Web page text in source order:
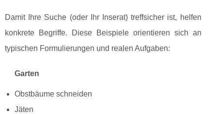
Damit Ihre Suche (oder Ihr Inserat) treffsicher ist, helfen
konkrete Begriffe. Diese Beispiele orientieren sich an
typischen Formulierungen und realen Aufgaben:
Garten
Obstbäume schneiden
Jäten